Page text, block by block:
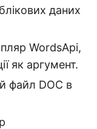
даних
WordsApi,
як аргумент.
файл DOC в